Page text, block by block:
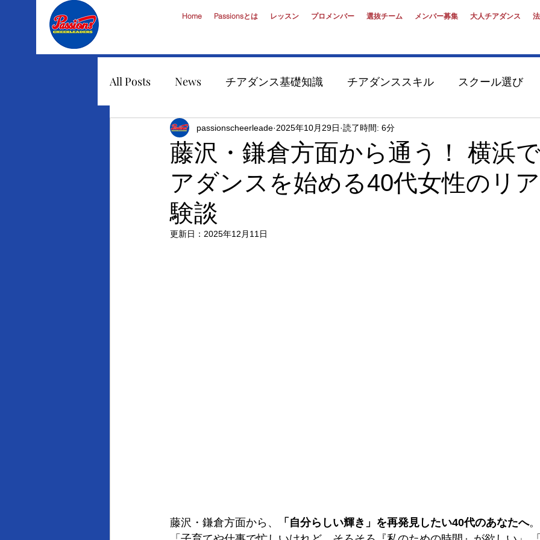
Home Passionsとは レッスン プロメンバー 選抜チーム メンバー募集 大人チアダンス
All Posts News チアダンス基礎知識 チアダンススキル スクール選び
チアダンス イベント出演 オーディション対策
チアリーダー派遣 チアリーダーキャスティング サードプレイス チア
藤沢・鎌倉方面から通う！ 横浜
アダンスを始める40代女性のリ
験談
passionscheerleade 2025年10月29日 読了時間: 6分
更新日： 2025年12月11日
藤沢・鎌倉方面から、 「自分らしい輝き」を再発見したい40代のあなたへ。